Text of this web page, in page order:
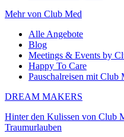
Mehr von Club Med
Alle Angebote
Blog
Meetings & Events by
Happy To Care
Pauschalreisen mit Club
DREAM MAKERS
Hinter den Kulissen von Club
Traumurlauben